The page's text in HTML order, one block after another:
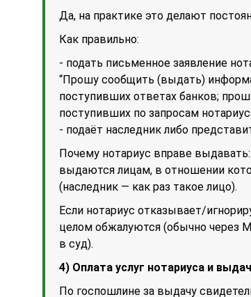
Да, на практике это делают
Как правильно:
- подать письменное заявление
“Прошу сообщить (выдать)
поступивших ответах банков;
поступивших по запросам
- подаёт наследник либо
Почему нотариус вправе
выдаются лицам, в отношении
(наследник — как раз такое лицо).
Если нотариус отказывает/
целом обжалуются (обычно через
в суд).
4) Оплата услуг нотариуса и
По госпошлине за выдачу